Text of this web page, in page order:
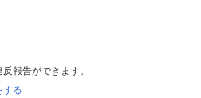
報告ができます。
する